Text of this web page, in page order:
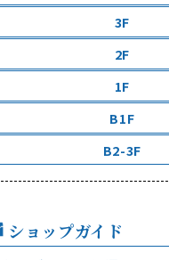
3F
2F
1F
B1F
B2-3F
ショップガイド